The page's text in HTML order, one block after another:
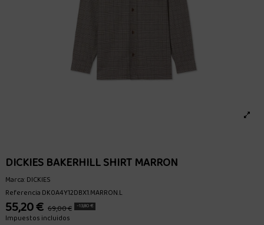
DICKIES BAKERHILL SHIRT MARRON
Marca:DICKIES
ReferenciaDK0A4Y12DBX1.MARRON.L
55,20 € 69,00 € -13,80 €
Impuestos incluidos